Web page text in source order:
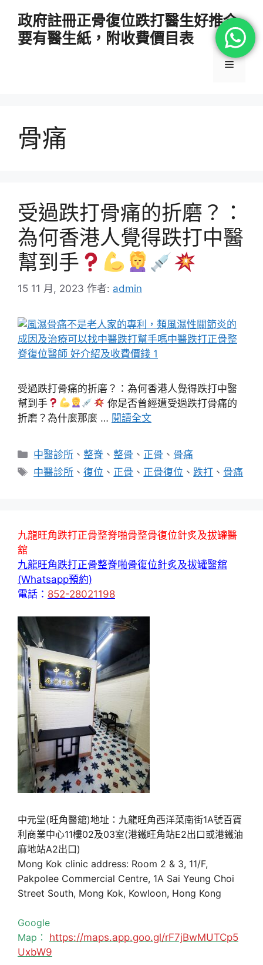
政府註冊正骨復位跌打醫生好推介
要有醫生紙，附收費價目表
選
骨痛
受過跌打骨痛的折磨？：
為何香港人覺得跌打中醫
幫到手
15 11 月, 2023 作者: admin
受過跌打骨痛的折磨？：為何香港人覺得跌打中醫
幫到手
你是否曾經遭受過跌打骨痛的
折磨？為什麼那麼 … 閱讀全文
分
類
中醫診所 、整脊 、整骨 、 正骨 、 骨痛
標
中醫診所 、復位 、 正骨 、 正骨復位 、 跌打 、 骨痛
九龍旺角跌打正骨整脊啪骨整骨復位針炙及拔罐醫
舘
九龍旺角跌打正骨整脊啪骨復位針炙及拔罐醫舘
(Whatsapp預約)
電話： 852-28021198
中元堂(旺角醫舘)地址：九龍旺角西洋菜南街1A號百寶
利商業中心11樓02及03室(港鐵旺角站E2出口或港鐵油
麻地站A2出口)
Mong Kok clinic address: Room 2 & 3, 11/F,
Pakpolee Commercial Centre, 1A Sai Yeung Choi
Street South, Mong Kok, Kowloon, Hong Kong
Google
Map： https://maps.app.goo.gl/rF7jBwMUTCp5
UxbW9